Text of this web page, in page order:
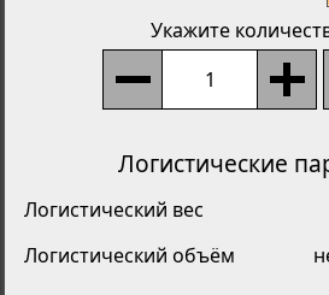
Укажите
Логистические
Логистический вес
Логистический объём